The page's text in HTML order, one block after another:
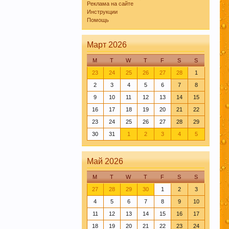
Реклама на сайте
Инструкции
Помощь
Март 2026
M T W T F S
S
23
24 25 26 27 28
1
2
3 4 5 6 7
8
9
10 11 12 13 14
15
16
17 18 19 20 21
22
23
24 25 26 27 28
29
30
31 1 2 3 4 5
Май 2026
M T W T F S
S
27
28 29 30 1 2
3
4
5 6 7 8 9
10
11
12 13 14 15 16
17
18
19 20 21 22 23
24